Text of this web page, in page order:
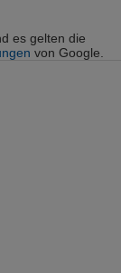
es gelten die
von Google.